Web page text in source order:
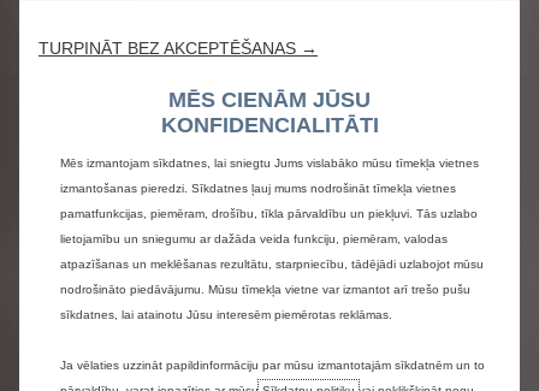
TURPINĀT BEZ AKCEPTĒŠANAS →
MĒS CIENĀM JŪSU
KONFIDENCIALITĀTI
Mēs izmantojam sīkdatnes, lai sniegtu Jums vislabāko mūsu tīmekļa vietnes
izmantošanas pieredzi. Sīkdatnes ļauj mums nodrošināt tīmekļa vietnes
pamatfunkcijas, piemēram, drošību, tīkla pārvaldību un piekļuvi. Tās uzlabo
lietojamību un sniegumu ar dažāda veida funkciju, piemēram, valodas
atpazīšanas un meklēšanas rezultātu, starpniecību, tādējādi uzlabojot mūsu
nodrošināto piedāvājumu. Mūsu tīmekļa vietne var izmantot arī trešo pušu
sīkdatnes, lai atainotu Jūsu interesēm piemērotas reklāmas.
Ja vēlaties uzzināt papildinformāciju par mūsu izmantotajām sīkdatnēm un to